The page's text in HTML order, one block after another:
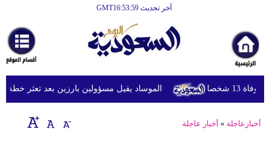
آخر تحديث GMT16:53:59
أخبارعاجلة
رياضة
ثقافة
إقتصاد
الموساد يقيل مسؤولين بارزين بعد تعثر خطة شخصا
أخبارعاجلة » أخبار عاجلة